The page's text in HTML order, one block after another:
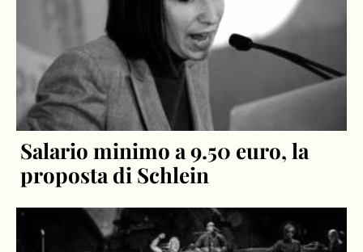
Salario minimo a 9.50 euro, la
proposta di Schlein